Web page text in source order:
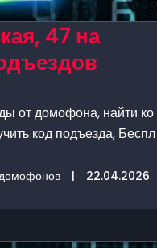
47 на
от домофона, найти ко
код подъезда, Беспл
| 22.04.2026